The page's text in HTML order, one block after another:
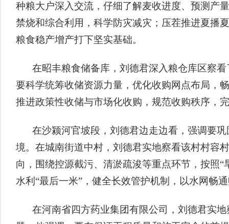
种粮大户深入交流，仔细了解麦收进度、预测产
禁烧和综合利用，科学防灾减灾；压茬推进夏播
粮食稳产增产打下坚实基础。
在昭丰粮食储备库，刘德君深入粮仓库区察
要科学统筹收储资源力量，优化收购网点布局，
推进政策性收储与市场化收购，规范收购秩序，
在沙颍河官坡段，刘德君边走边看，强调要
境。在城南街道中村，刘德君实地察看该村村容
向，围绕控源截污、清淤疏浚等重点环节，按照
水利“最后一米”，健全长效管护机制，以水网畅
在河南省四方药业集团有限公司，刘德君实